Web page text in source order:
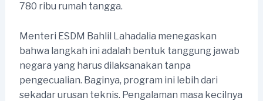
780 ribu rumah tangga.
Menteri ESDM Bahlil Lahadalia menegaskan
bahwa langkah ini adalah bentuk tanggung jawab
negara yang harus dilaksanakan tanpa
pengecualian. Baginya, program ini lebih dari
sekadar urusan teknis. Pengalaman masa kecilnya